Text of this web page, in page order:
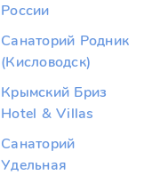
России
Санаторий Родник
(Кисловодск)
Крымский Бриз
Hotel & Villas
Санаторий
Удельная